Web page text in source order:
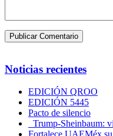
Noticias recientes
EDICIÓN QROO
EDICIÓN 5445
Pacto de silencio
Trump-Sheinbaum: